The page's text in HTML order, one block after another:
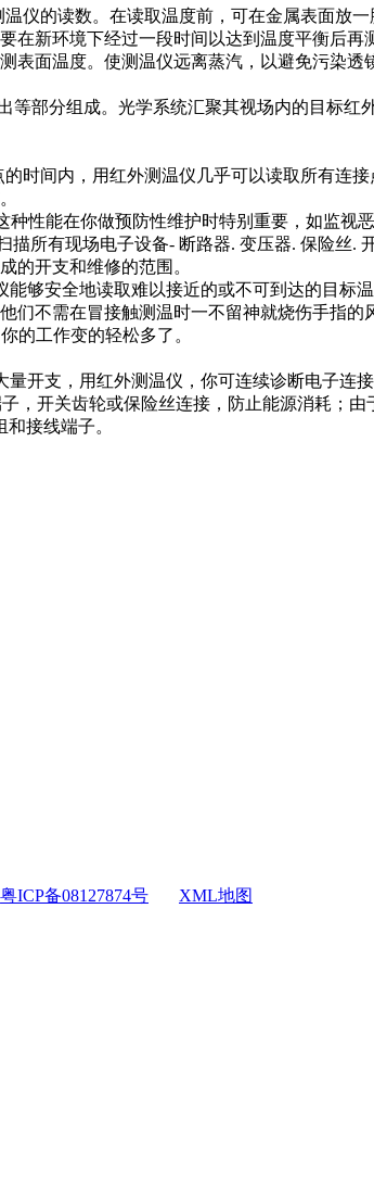
仪的读数。在读取温度前，可在金属表面放一
新环境下经过一段时间以达到温度平衡后再
面温度。使测温仪远离蒸汽，以避免污染透
部分组成。光学系统汇聚其视场内的目标红
间内，用红外测温仪几乎可以读取所有连
性能在你做预防性维护时特别重要，如监视
所有现场电子设备- 断路器. 变压器. 保险丝.
的开支和维修的范围。
够安全地读取难以接近的或不可到达的目标
不需在冒接触测温时一不留神就烧伤手指
的工作变的轻松多了。
开支，用红外测温仪，你可连续诊断电子连
，开关齿轮或保险丝连接，防止能源消耗；
接线端子。
粤ICP备08127874号 XML地图